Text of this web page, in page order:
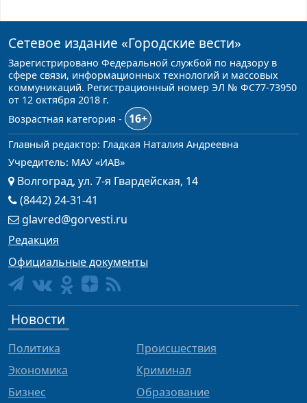
Сетевое издание «Городские вести»
Зарегистрировано Федеральной службой по надзору в
сфере связи, информационных технологий и массовых
коммуникаций. Регистрационный номер ЭЛ № ФС77-73950
от 12 октября 2018 г.
Возрастная категория -
16+
Главный редактор: Гладкая Наталия Андреевна
Учредитель: МАУ «ИАВ»
Волгоград, ул. 7-я Гвардейская, 14
(8442) 24-31-41
glavred@gorvesti.ru
Редакция
Официальные документы
Новости
Политика
Экономика
Бизнес
Происшествия
Криминал
Образование